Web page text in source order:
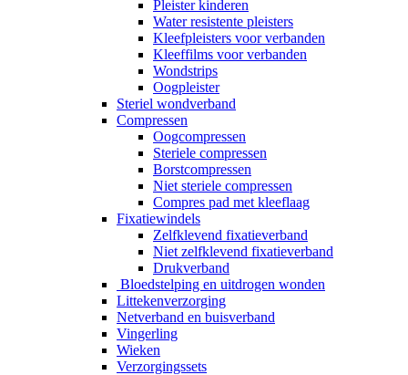
Pleister kinderen
Water resistente pleisters
Kleefpleisters voor verbanden
Kleeffilms voor verbanden
Wondstrips
Oogpleister
Steriel wondverband
Compressen
Oogcompressen
Steriele compressen
Borstcompressen
Niet steriele compressen
Compres pad met kleeflaag
Fixatiewindels
Zelfklevend fixatieverband
Niet zelfklevend fixatieverband
Drukverband
Bloedstelping en uitdrogen wonden
Littekenverzorging
Netverband en buisverband
Vingerling
Wieken
Verzorgingssets